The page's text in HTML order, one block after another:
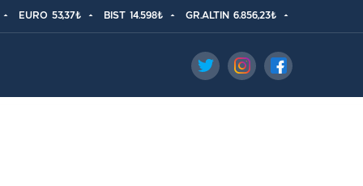
EURO 53,37₺ BIST 14.598₺ GR.ALTIN 6.856,23₺